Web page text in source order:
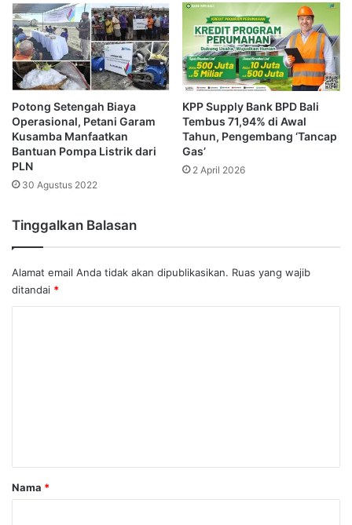
Potong Setengah Biaya
Operasional, Petani Garam
Kusamba Manfaatkan
Bantuan Pompa Listrik dari
PLN
30 Agustus 2022
KPP Supply Bank BPD Bali
Tembus 71,94% di Awal
Tahun, Pengembang ‘Tancap
Gas’
2 April 2026
Tinggalkan Balasan
Alamat email Anda tidak akan dipublikasikan. Ruas yang wajib
ditandai *
rNama *